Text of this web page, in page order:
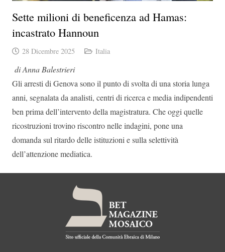
Sette milioni di beneficenza ad Hamas:
incastrato Hannoun
28 Dicembre 2025 Italia
di Anna Balestrieri
Gli arresti di Genova sono il punto di svolta di una storia lunga
anni, segnalata da analisti, centri di ricerca e media indipendenti
ben prima dell’intervento della magistratura. Che oggi quelle
ricostruzioni trovino riscontro nelle indagini, pone una
domanda sul ritardo delle istituzioni e sulla selettività
dell’attenzione mediatica.